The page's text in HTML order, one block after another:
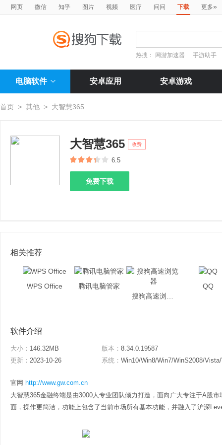
网页 微信 知乎 图片 视频 医疗 问问 下载 更多»
热搜： 网游加速器 手游助手
电脑软件 安卓应用 安卓游戏
首页 > 其他 > 大智慧365
大智慧365 收费
6.5
免费下载
相关推荐
WPS Office
腾讯电脑管家
QQ
软件介绍
大小： 146.32MB 版本： 8.34.0.19587
更新： 2023-10-26 系统： Win10/Win8/Win7/WinS2008/
官网 http://www.gw.com.cn
大智慧365金融终端是由3000人专业团队倾力打造，面向广大专注于A股
面，操作更简洁，功能上包含了当前市场所有基本功能，并融入了沪深